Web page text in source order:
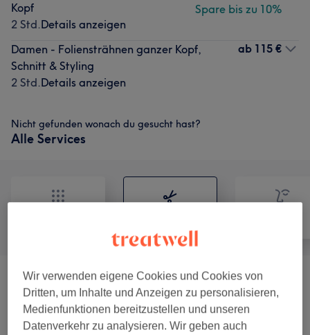
Kopf
2 Std.Details anzeigen
Spare bis zu 10%
Damen - Foliensträhnen ganzer Kopf,
Schnitt & Styling
2 Std.Details anzeigen
ab 115 €
Nicht gefunden wonach du gesucht hast?
Alle Services
Damen - Haarschnitte & Stylings (9) ab 7 €
Damen - Colorationen & Schnitte ( 3) ab 30 €
Wir verwenden eigene Cookies und Cookies von
Dritten, um Inhalte und Anzeigen zu personalisieren,
Medienfunktionen bereitzustellen und unseren
Datenverkehr zu analysieren. Wir geben auch